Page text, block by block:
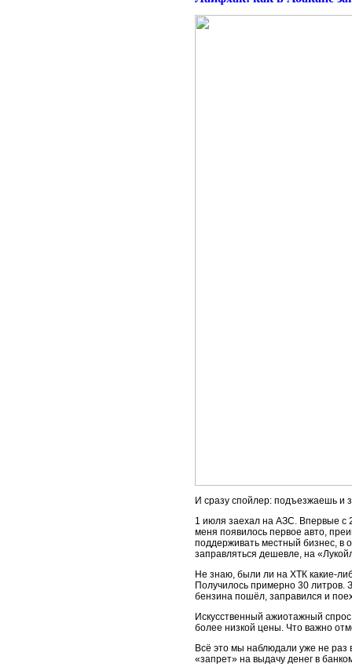
И сразу спойлер: подъезжаешь и
1 июля заехал на АЗС. Впервые с
меня появилось первое авто,
поддерживать местный бизнес, в
заправляться дешевле, на
Не знаю, были ли на ХТК какие-
Получилось примерно 30 литров.
бензина пошёл, заправился и
Искусственный ажиотажный
более низкой цены. Что важно
Всё это мы наблюдали уже не раз
«запрет» на выдачу денег в